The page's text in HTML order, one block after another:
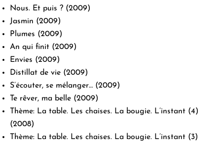
Nous. Et puis ? (2009)
Jasmin (2009)
Plumes (2009)
An qui finit (2009)
Envies (2009)
Distillat de vie (2009)
S’écouter, se mélanger… (2009)
Te rêver, ma belle (2009)
Thème: La table. Les chaises. La bougie. L’instant (4)
(2008)
Thème: La table. Les chaises. La bougie. L’instant (3)